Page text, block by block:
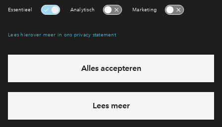
eventuele projecten
Ja, ik wil mij aanmelden
Heb je een vraag en wil je direct antwoord? Bel ons op088